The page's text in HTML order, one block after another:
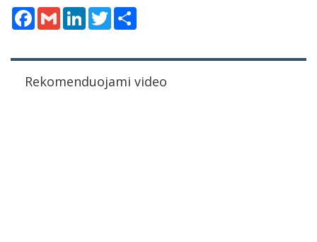
Facebook
Gmail LinkedInTwitter
Rekomenduojami video